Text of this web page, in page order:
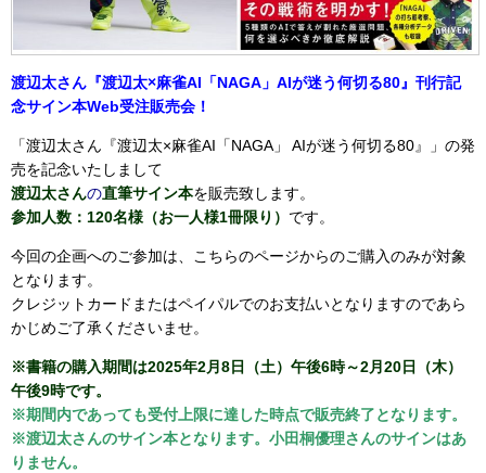
渡辺太さん『渡辺太×麻雀AI「NAGA」AIが迷う何切る80』刊行記
念サイン本Web受注販売会！
「渡辺太さん『渡辺太×麻雀AI「NAGA」 AIが迷う何切る80』」の発
売を記念いたしまして
渡辺太さんの直筆サイン本を販売致します。
参加人数：120名様（お一人様1冊限り） です。
今回の企画へのご参加は、こちらのページからのご購入のみが対象
となります。
クレジットカードまたはペイパルでのお支払いとなりますのであら
かじめご了承くださいませ。
※書籍の購入期間は2025年2月8日（土）午後6時～2月20日（木）
午後9時です。
※期間内であっても受付上限に達した時点で販売終了となります。
※渡辺太さんのサイン本となります。小田桐優理さんのサインはあ
りません。